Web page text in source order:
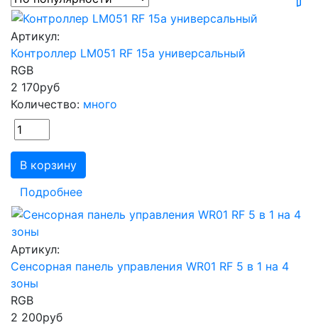
Артикул:
Контроллер LM051 RF 15а универсальный
RGB
2 170руб
Количество: много
В корзину
Подробнее
Артикул:
Сенсорная панель управления WR01 RF 5 в 1 на 4
зоны
RGB
2 200руб